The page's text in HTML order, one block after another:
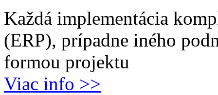
Každá implementácia
(ERP), prípadne iného
formou projektu
Viac info >>